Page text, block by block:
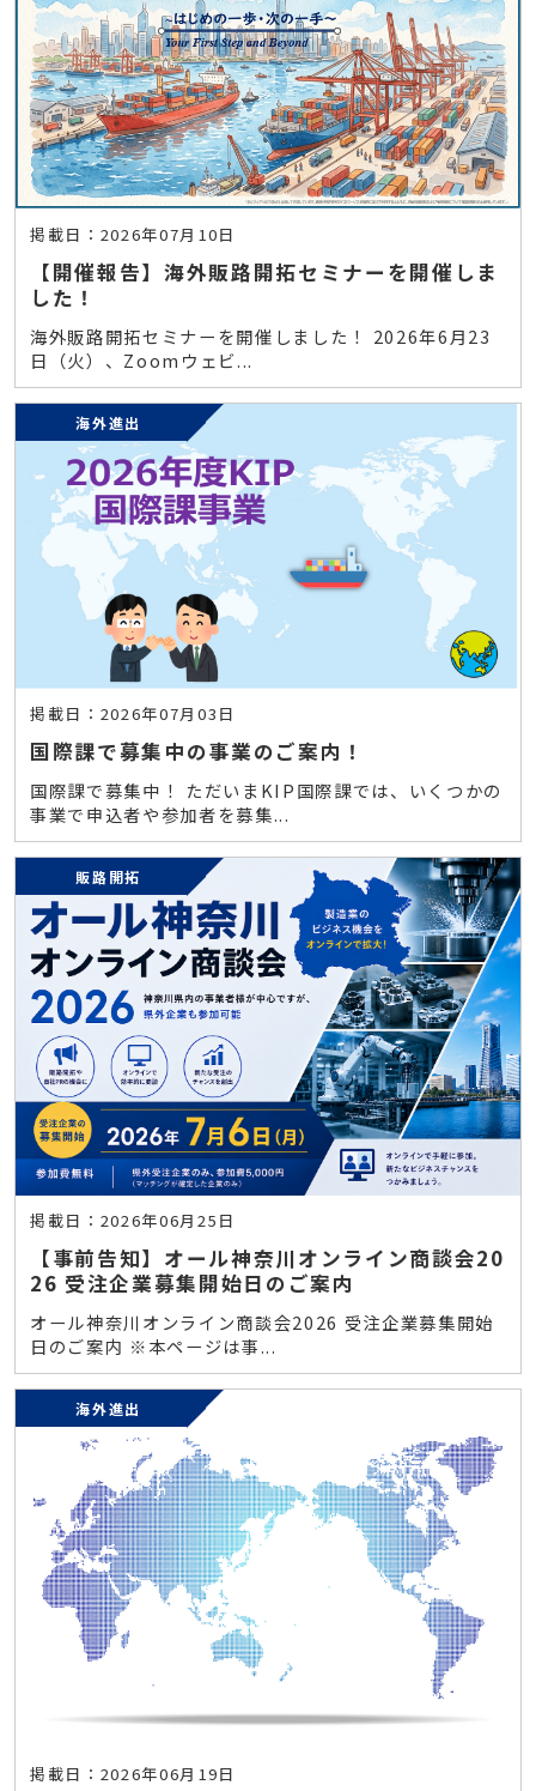
掲載日：2026年07月10日
【開催報告】海外販路開拓セミナーを開催しま
した！
海外販路開拓セミナーを開催しました！ 2026年6月23
日（火）、Zoomウェビ...
海外進出
掲載日：2026年07月03日
国際課で募集中の事業のご案内！
国際課で募集中！ ただいまKIP国際課では、いくつかの
事業で申込者や参加者を募集...
販路開拓
掲載日：2026年06月25日
【事前告知】オール神奈川オンライン商談会20
26 受注企業募集開始日のご案内
オール神奈川オンライン商談会2026 受注企業募集開始
日のご案内 ※本ページは事...
海外進出
掲載日：2026年06月19日